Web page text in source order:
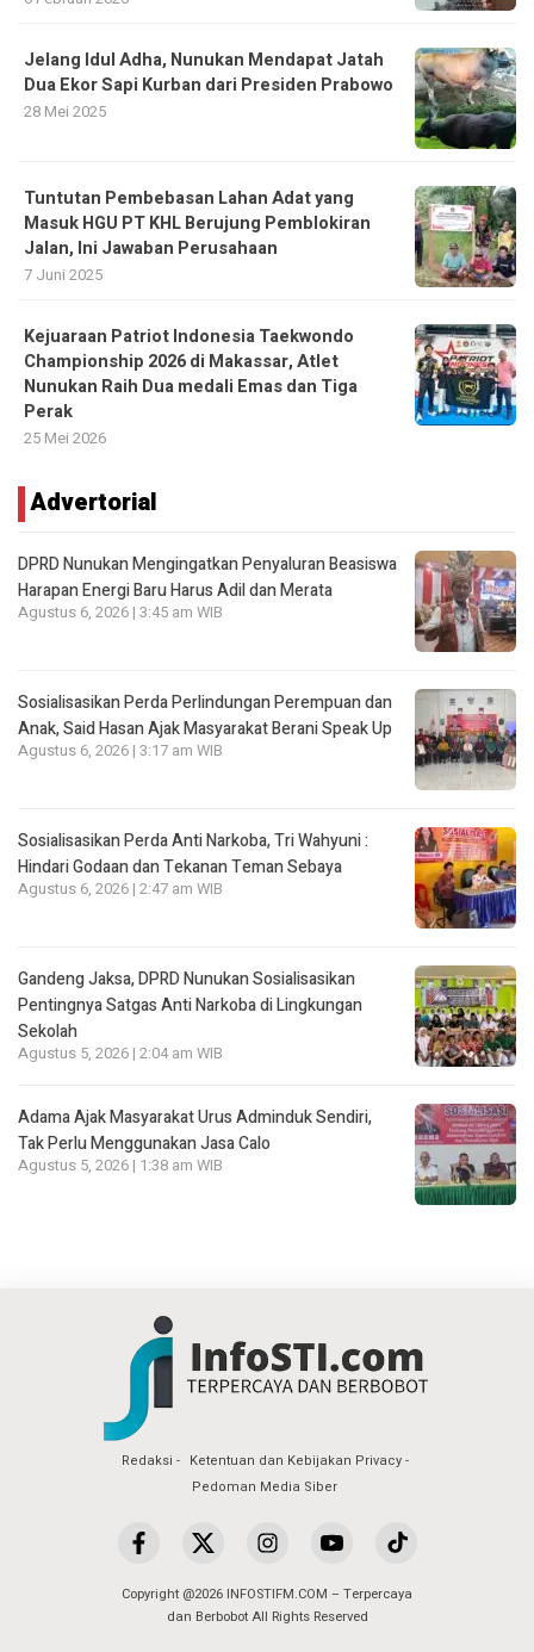
Jelang Idul Adha, Nunukan Mendapat Jatah
Dua Ekor Sapi Kurban dari Presiden Prabowo
28 Mei 2025
Tuntutan Pembebasan Lahan Adat yang
Masuk HGU PT KHL Berujung Pemblokiran
Jalan, Ini Jawaban Perusahaan
7 Juni 2025
Kejuaraan Patriot Indonesia Taekwondo
Championship 2026 di Makassar, Atlet
Nunukan Raih Dua medali Emas dan Tiga
Perak
25 Mei 2026
Advertorial
DPRD Nunukan Mengingatkan Penyaluran Beasiswa
Harapan Energi Baru Harus Adil dan Merata
Agustus 6, 2026 | 3:45 am WIB
Sosialisasikan Perda Perlindungan Perempuan dan
Anak, Said Hasan Ajak Masyarakat Berani Speak Up
Agustus 6, 2026 | 3:17 am WIB
Sosialisasikan Perda Anti Narkoba, Tri Wahyuni :
Hindari Godaan dan Tekanan Teman Sebaya
Agustus 6, 2026 | 2:47 am WIB
Gandeng Jaksa, DPRD Nunukan Sosialisasikan
Pentingnya Satgas Anti Narkoba di Lingkungan
Sekolah
Agustus 5, 2026 | 2:04 am WIB
Adama Ajak Masyarakat Urus Adminduk Sendiri,
Tak Perlu Menggunakan Jasa Calo
Agustus 5, 2026 | 1:38 am WIB
Redaksi
Ketentuan dan Kebijakan Privacy
Pedoman Media Siber
Copyright @2026 INFOSTIFM.COM – Terpercaya
dan Berbobot All Rights Reserved